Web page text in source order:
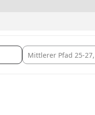
Destination Address -